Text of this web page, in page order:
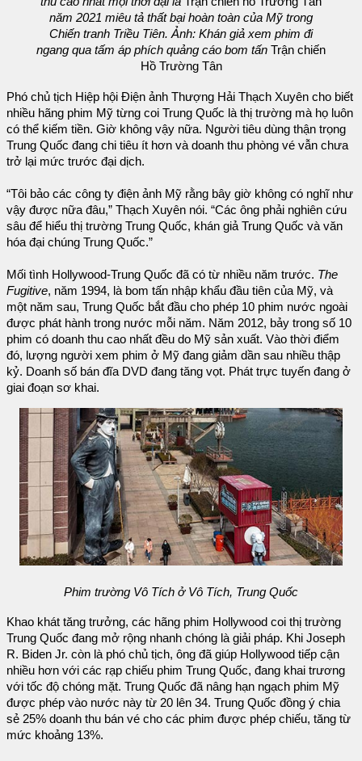
năm 2021 miêu tả thất bại hoàn toàn của Mỹ trong
Chiến tranh Triều Tiên. Ảnh: Khán giả xem phim đi
ngang qua tấm áp phích quảng cáo bom tấn Trận chiến
Hồ Trường Tân
Phó chủ tịch Hiệp hội Điện ảnh Thượng Hải Thạch Xuyên cho biết
nhiều hãng phim Mỹ từng coi Trung Quốc là thị trường mà họ luôn
có thể kiếm tiền. Giờ không vậy nữa. Người tiêu dùng thận trọng
Trung Quốc đang chi tiêu ít hơn và doanh thu phòng vé vẫn chưa
trở lại mức trước đại dịch.
“Tôi bảo các công ty điện ảnh Mỹ rằng bây giờ không có nghĩ như
vậy được nữa đâu,” Thạch Xuyên nói. “Các ông phải nghiên cứu
sâu để hiểu thị trường Trung Quốc, khán giả Trung Quốc và văn
hóa đại chúng Trung Quốc.”
Mối tình Hollywood-Trung Quốc đã có từ nhiều năm trước. The
Fugitive, năm 1994, là bom tấn nhập khẩu đầu tiên của Mỹ, và
một năm sau, Trung Quốc bắt đầu cho phép 10 phim nước ngoài
được phát hành trong nước mỗi năm. Năm 2012, bảy trong số 10
phim có doanh thu cao nhất đều do Mỹ sản xuất. Vào thời điểm
đó, lượng người xem phim ở Mỹ đang giảm dần sau nhiều thập
kỷ. Doanh số bán đĩa DVD đang tăng vọt. Phát trực tuyến đang ở
giai đoạn sơ khai.
Phim trường Vô Tích ở Vô Tích, Trung Quốc
Khao khát tăng trưởng, các hãng phim Hollywood coi thị trường
Trung Quốc đang mở rộng nhanh chóng là giải pháp. Khi Joseph
R. Biden Jr. còn là phó chủ tịch, ông đã giúp Hollywood tiếp cận
nhiều hơn với các rạp chiếu phim Trung Quốc, đang khai trương
với tốc độ chóng mặt. Trung Quốc đã nâng hạn ngạch phim Mỹ
được phép vào nước này từ 20 lên 34. Trung Quốc đồng ý chia
sẻ 25% doanh thu bán vé cho các phim được phép chiếu, tăng từ
mức khoảng 13%.